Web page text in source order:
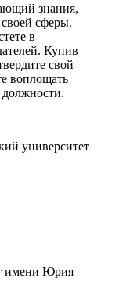
знания,
своей сферы.
в
Купив
свой
воплощать
университет
имени Юрия